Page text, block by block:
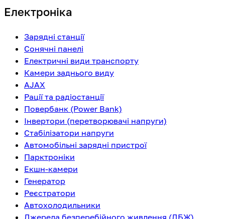
Електроніка
Зарядні станції
Сонячні панелі
Електричні види транспорту
Камери заднього виду
AJAX
Рації та радіостанції
Повербанк (Power Bank)
Інвертори (перетворювачі напруги)
Стабілізатори напруги
Автомобільні зарядні пристрої
Парктроніки
Екшн-камери
Генератор
Реєстратори
Автохолодильники
Джерела безперебійного живлення (ДБЖ)